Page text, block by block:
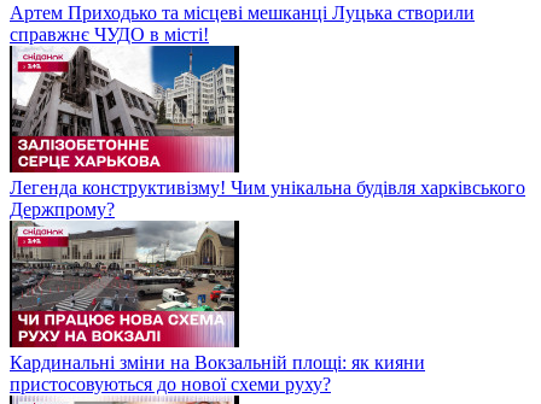
Артем Приходько та місцеві мешканці Луцька створили
справжнє ЧУДО в місті!
Легенда конструктивізму! Чим унікальна будівля харківського
Держпрому?
Кардинальні зміни на Вокзальній площі: як кияни
пристосовуються до нової схеми руху?